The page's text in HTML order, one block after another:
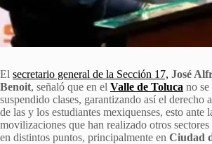
El secretario general de la Sección 17, José
Benoit, señaló que en el Valle de Toluca no se
suspendido clases, garantizando así el derecho
de las y los estudiantes mexiquenses, esto ante
movilizaciones que han realizado otros
en distintos puntos, principalmente en Ciudad